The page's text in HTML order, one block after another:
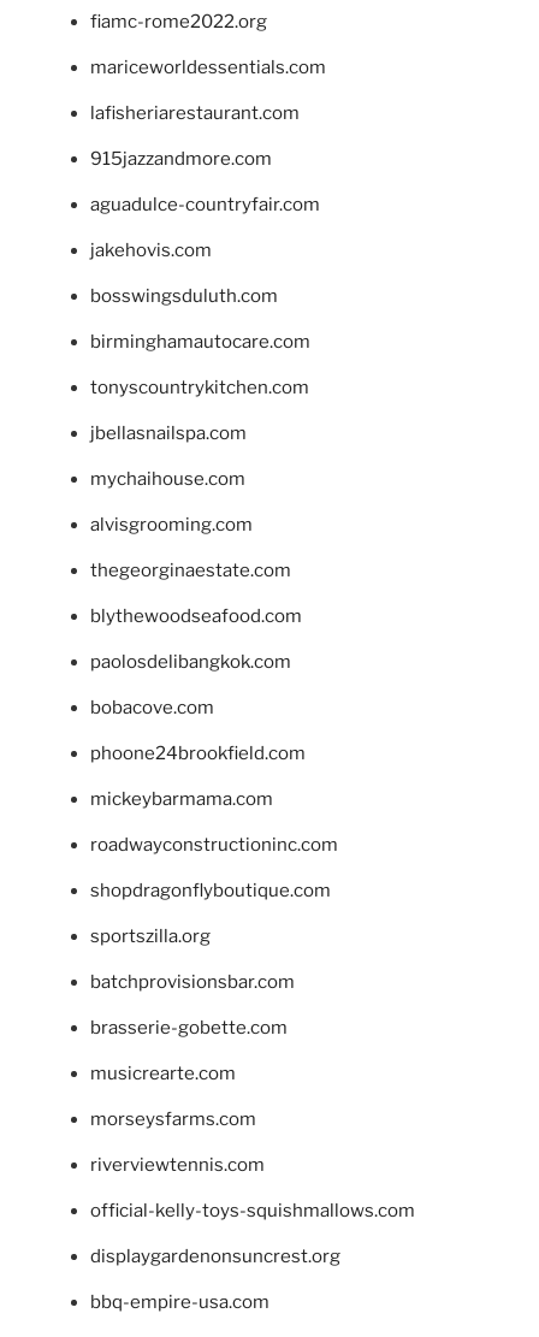
fiamc-rome2022.org
mariceworldessentials.com
lafisheriarestaurant.com
915jazzandmore.com
aguadulce-countryfair.com
jakehovis.com
bosswingsduluth.com
birminghamautocare.com
tonyscountrykitchen.com
jbellasnailspa.com
mychaihouse.com
alvisgrooming.com
thegeorginaestate.com
blythewoodseafood.com
paolosdelibangkok.com
bobacove.com
phoone24brookfield.com
mickeybarmama.com
roadwayconstructioninc.com
shopdragonflyboutique.com
sportszilla.org
batchprovisionsbar.com
brasserie-gobette.com
musicrearte.com
morseysfarms.com
riverviewtennis.com
official-kelly-toys-squishmallows.com
displaygardenonsuncrest.org
bbq-empire-usa.com